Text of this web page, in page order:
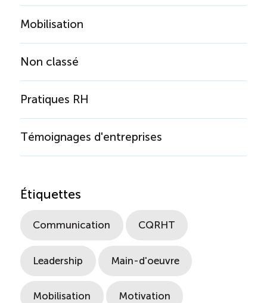
Mobilisation
Non classé
Pratiques RH
Témoignages d'entreprises
Étiquettes
Communication CQRHT
Leadership Main-d'oeuvre
Mobilisation Motivation